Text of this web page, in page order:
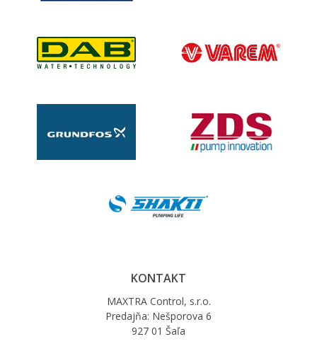
KONTAKT
MAXTRA Control, s.r.o.
Predajňa: Nešporova 6
927 01 Šaľa